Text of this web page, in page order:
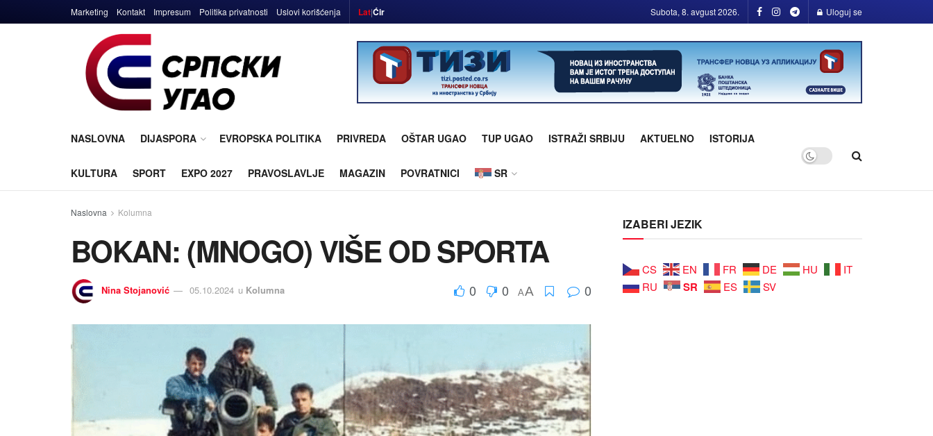
Marketing Kontakt Impresum Politika privatnosti Uslovi korišćenja Lat|Ćir Subota, 8. avgust 2026. Uloguj se
NASLOVNA DIJASPORA EVROPSKA POLITIKA PRIVREDA OŠTAR UGAO TUP UGAO ISTRAŽI SRBIJU AKTUELNO ISTORIJA
KULTURA SPORT EXPO 2027 PRAVOSLAVLJE MAGAZIN POVRATNICI SR
Naslovna Kolumna
BOKAN: (MNOGO) VIŠE OD SPORTA
Nina Stoјanović 05.10.2024 u Kolumna 0 0 AA 0
IZABERI JEZIK
CS EN FR DE HU
IT
RU
SR ES SV